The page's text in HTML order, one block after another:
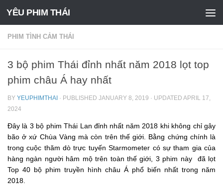
Skip to content
YÊU PHIM THÁI
PHIM TÌNH CẢM THÁI
3 bộ phim Thái đỉnh nhất năm 2018 lọt top
phim châu Á hay nhất
BY YEUPHIMTHAI · PUBLISHED JANUARY 8, 2019 · UPDATED APRIL 17,
2024
Đây là 3 bộ phim Thái Lan đỉnh nhất năm 2018 khi không chỉ gây
bão ở xứ Chùa Vàng mà còn trên thế giới. Bằng chứng chính là
trong cuộc thăm dò trực tuyến Starmometer có sự tham gia của
hàng ngàn người hâm mộ trên toàn thế giới, 3 phim này đã lọt
Top 40 bộ phim truyền hình châu Á phổ biến nhất trong năm
2018.